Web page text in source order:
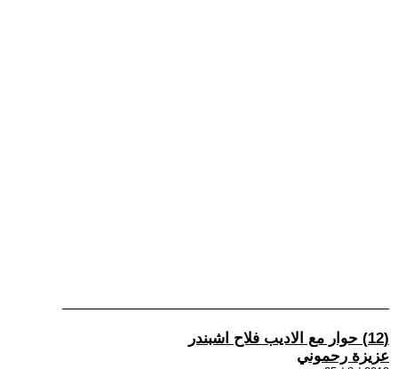
(12) حوار مع الاديب فلاح اشبندر
عزيزة رحموني